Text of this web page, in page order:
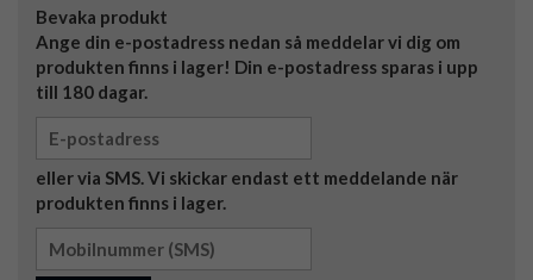
Bevaka produkt
Ange din e-postadress nedan så meddelar vi dig om
produkten finns i lager! Din e-postadress sparas i upp
till 180 dagar.
eller via SMS. Vi skickar endast ett meddelande när
produkten finns i lager.